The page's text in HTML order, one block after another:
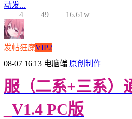
动发...
4
49 16.61w
发帖狂魔VIP2
08-07 16:13 电脑端 原创制作
服（二系+三系）
_V1.4 PC版